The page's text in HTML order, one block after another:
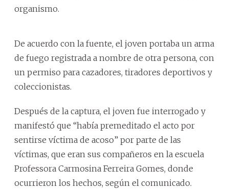
organismo.
De acuerdo con la fuente, el joven portaba un arma
de fuego registrada a nombre de otra persona, con
un permiso para cazadores, tiradores deportivos y
coleccionistas.
Después de la captura, el joven fue interrogado y
manifestó que “había premeditado el acto por
sentirse víctima de acoso” por parte de las
víctimas, que eran sus compañeros en la escuela
Professora Carmosina Ferreira Gomes, donde
ocurrieron los hechos, según el comunicado.